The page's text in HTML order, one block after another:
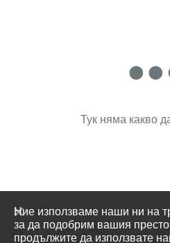
Тук няма какво
Ние използваме наши ни на
за да подобрим вашия
продължите да използвате